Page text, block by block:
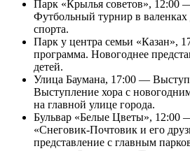
Парк «Крылья советов», 12:00
Футбольный турнир в валенках
спорта.
Парк у центра семьи «Казан»,
программа. Новогоднее
детей.
Улица Баумана, 17:00 —
Выступление хора с
на главной улице города.
Бульвар «Белые Цветы», 12:00
«Снеговик-Почтовик и его
представление с главным